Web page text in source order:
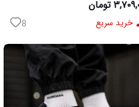
تومان
خرید سریع 8